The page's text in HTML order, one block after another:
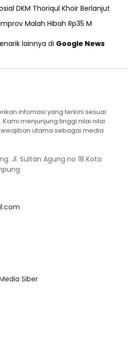
DKM Thoriqul Khoir Berlanjut
Malah Hibah Rp35 M
lainnya di Google News
infomasi yang terkini sesuai
menjunjung tinggi nilai nilai
utama sebagai media
Jl. Sultan Agung no 18 Kota
Siber